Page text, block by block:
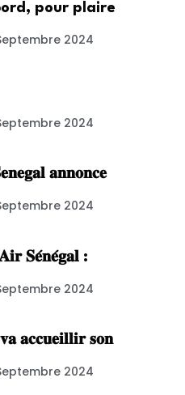
pour plaire
2024
2024
𝐚𝐧𝐧𝐨𝐧𝐜𝐞
2024
𝐒𝐞́𝐧𝐞́𝐠𝐚𝐥 :
2024
𝐚𝐜𝐜𝐮𝐞𝐢𝐥𝐥𝐢𝐫 𝐬𝐨𝐧
2024